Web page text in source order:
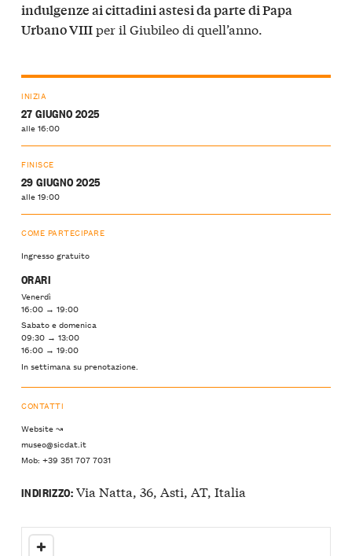
indulgenze ai cittadini astesi da parte di Papa
Urbano VIIIper il Giubileo di quell’anno.
INIZIA
27 GIUGNO 2025
alle 16:00
FINISCE
29 GIUGNO 2025
alle 19:00
COME PARTECIPARE
Ingresso gratuito
ORARI
Venerdì
16:00 → 19:00
Sabato e domenica
09:30 → 13:00
16:00 → 19:00
In settimana su prenotazione.
CONTATTI
Website ↝
museo@sicdat.it
Mob: +39 351 707 7031
INDIRIZZO:Via Natta, 36, Asti, AT, Italia